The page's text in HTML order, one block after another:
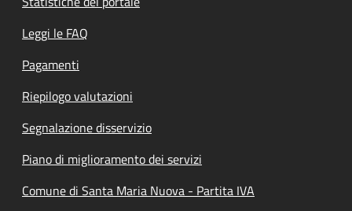
Leggi le FAQ
Pagamenti
Riepilogo valutazioni
Segnalazione disservizio
Piano di miglioramento dei servizi
Comune di Santa Maria Nuova - Partita IVA